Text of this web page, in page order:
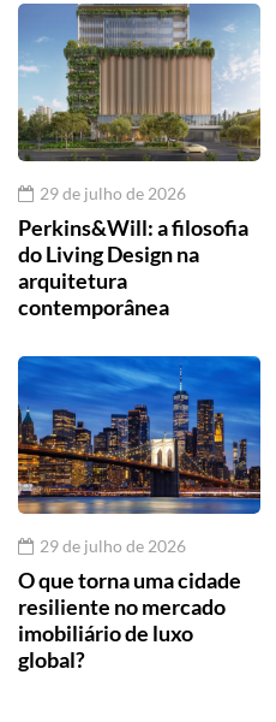
29 de julho de 2026
Perkins&Will: a filosofia
do Living Design na
arquitetura
contemporânea
29 de julho de 2026
O que torna uma cidade
resiliente no mercado
imobiliário de luxo
global?